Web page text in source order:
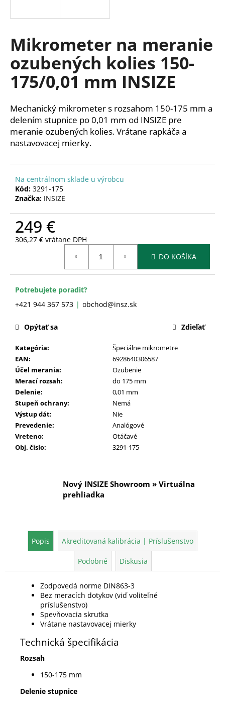
Mikrometer na meranie
ozubených kolies 150-
175/0,01 mm INSIZE
Mechanický mikrometer s rozsahom 150-175 mm a
delením stupnice po 0,01 mm od INSIZE pre
meranie ozubených kolies. Vrátane rapkáča a
nastavovacej mierky.
Na centrálnom sklade u výrobcu
Kód: 3291-175
Značka: INSIZE
249 €
306,27 € vrátane DPH
DO KOŠÍKA
Potrebujete poradiť?
+421 944 367 573
obchod@insz.sk
Kategória:
Špeciálne mikrometre
EAN:
6928640306587
Účel merania:
Ozubenie
Merací rozsah:
do 175 mm
Delenie:
0,01 mm
Stupeň ochrany:
Nemá
Výstup dát:
Nie
Prevedenie:
Analógové
Vreteno:
Otáčavé
Obj. číslo: 3291-175
Opýtať sa Zdieľať
Nový INSIZE Showroom » Virtuálna
prehliadka
Popis Akreditovaná kalibrácia | Príslušenstvo
Podobné Diskusia
Zodpovedá norme DIN863-3
Bez meracích dotykov (viď voliteľné
príslušenstvo)
Spevňovacia skrutka
Vrátane nastavovacej mierky
Technická špecifikácia
Rozsah
150-175 mm
Delenie stupnice
s
ť
?
HĽADAŤ
O
p
o
ú
a